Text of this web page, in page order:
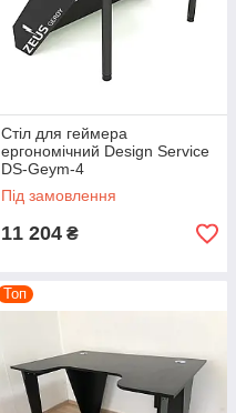
Стіл для геймера
ергономічний Design Service
DS-Geym-4
Під замовлення
11 204 ₴
Топ